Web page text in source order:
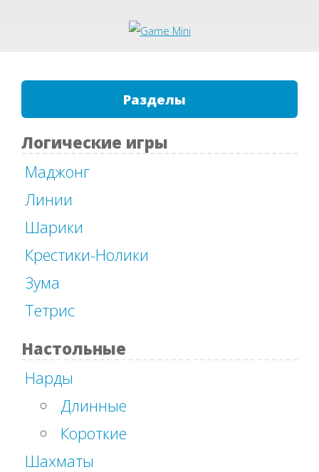
Разделы
Логические игры
Маджонг
Линии
Шарики
Крестики-Нолики
Зума
Тетрис
Настольные
Нарды
Длинные
Короткие
Шахматы